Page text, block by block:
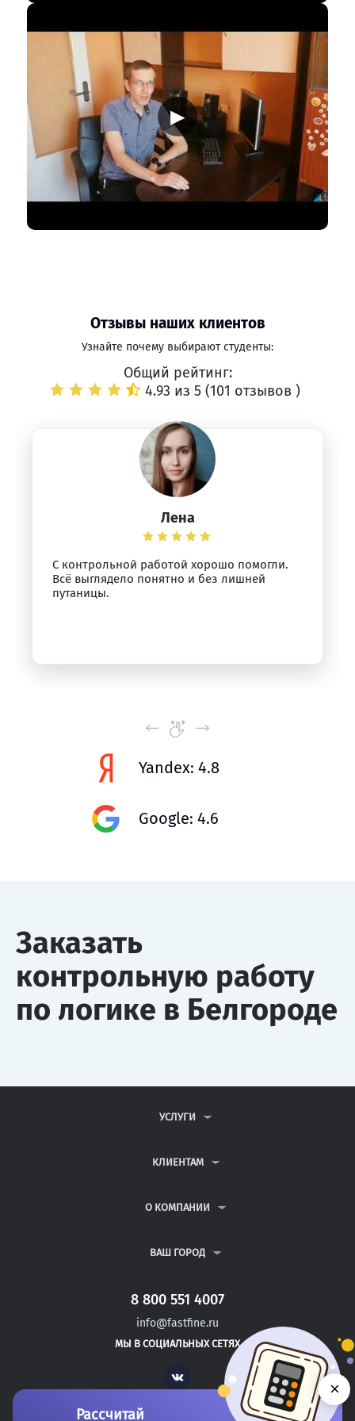
▶
Отзывы наших клиентов
Узнайте почему выбирают студенты:
Общий рейтинг:
4.93 из 5 (101 отзывов )
Лена
С контрольной работой хорошо помогли.
Всё выглядело понятно и без лишней
путаницы.
Yandex: 4.8
Google: 4.6
Заказать
контрольную работу
по логике в Белгороде
УСЛУГИ
ДИПЛОМНЫЕ РАБОТЫ
РЕФЕРАТЫ
КЛИЕНТАМ
ВОПРОСЫ И ОТВЕТЫ
ПОЛИТИКА КОНФИДЕНЦИАЛЬНОСТИ
О КОМПАНИИ
КОНТАКТЫ
ВАШ ГОРОД
САНКТ-ПЕТЕРБУРГ
БИЙСК
БИРОБИДЖАН
8 800 551 4007
info@fastfine.ru
МЫ В СОЦИАЛЬНЫХ СЕТЯХ
Vk
Рассчитай
×